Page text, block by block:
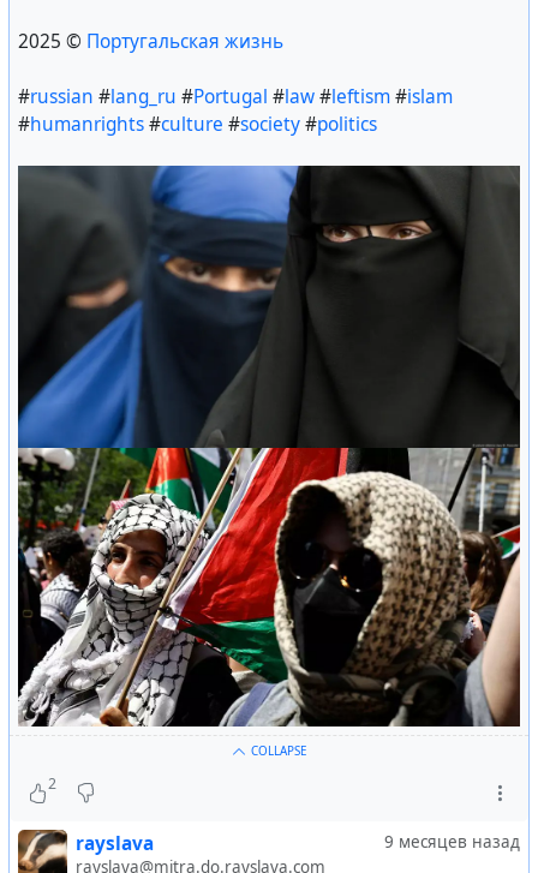
2025 © Португальская жизнь
#russian #lang_ru #Portugal #law#leftism#islam
#humanrights#culture #society#politics
COLLAPSE
2
9 месяцев назад
rayslava
rayslava@mitra.do.rayslava.com